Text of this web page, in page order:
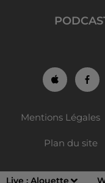
Live : Alouette
Mentions Légales
Plan du site